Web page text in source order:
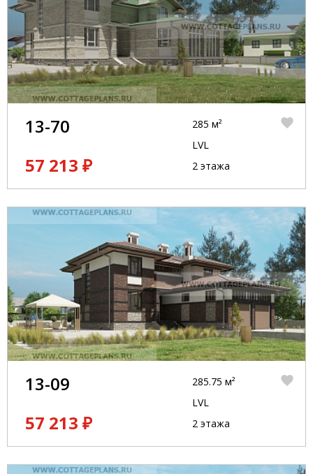
13-70
57 213 ₽
285 м²
LVL
2 этажа
13-09
57 213 ₽
285.75 м²
LVL
2 этажа